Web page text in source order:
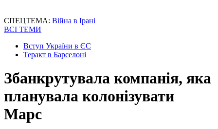
СПЕЦТЕМА: Війна в Ірані
ВСІ ТЕМИ
Вступ України в ЄС
Теракт в Барселоні
Збанкрутувала компанія, яка
планувала колонізувати
Марс